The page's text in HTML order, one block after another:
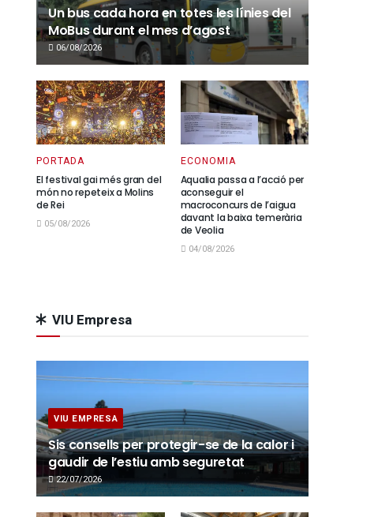
Un bus cada hora en totes les línies del
MoBus durant el mes d’agost
06/08/2026
PORTADA
El festival gai més gran del
món no repeteix a Molins
de Rei
05/08/2026
ECONOMIA
Aqualia passa a l’acció per
aconseguir el
macroconcurs de l’aigua
davant la baixa temerària
de Veolia
04/08/2026
VIU Empresa
VIU EMPRESA
Sis consells per protegir-se de la calor i
gaudir de l’estiu amb seguretat
22/07/2026